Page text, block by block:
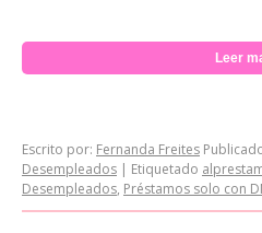
Leer
Escrito por: Fernanda Freites
Desempleados | Etiquetado
Desempleados, Préstamos solo con